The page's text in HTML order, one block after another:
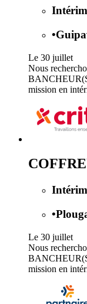
Intérim
•
Le 30 juillet
Nous
mission en
Intérim
•
Le 30 juillet
Nous
mission en